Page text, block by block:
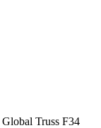
Truss F34